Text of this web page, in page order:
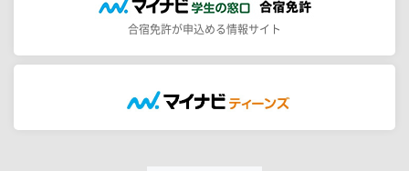
合宿免許が申込める情報サイト